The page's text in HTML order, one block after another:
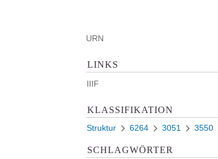
URN
LINKS
IIIF
KLASSIFIKATION
Struktur 6264 3051 3550
SCHLAGWÖRTER